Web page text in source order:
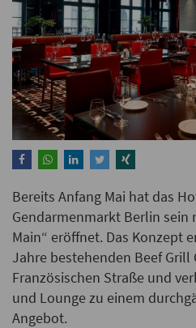
Bereits Anfang Mai hat das
Gendarmenmarkt Berlin sein
Main“ eröffnet. Das Konzept
Jahre bestehenden Beef Grill
Französischen Straße und
und Lounge zu einem
Angebot.